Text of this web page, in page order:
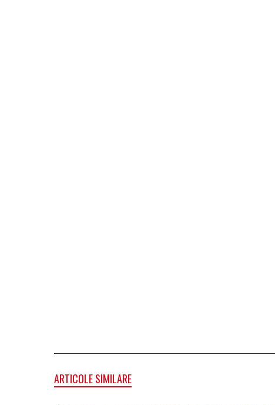
ARTICOLE SIMILARE